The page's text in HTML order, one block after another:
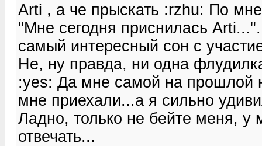
Arti , а че прыскать :rzhu: По
"Мне сегодня приснилась
самый интересный сон с
Не, ну правда, ни одна
:yes: Да мне самой на прошлой
мне приехали...а я сильно
Ладно, только не бейте меня, у
отвечать...